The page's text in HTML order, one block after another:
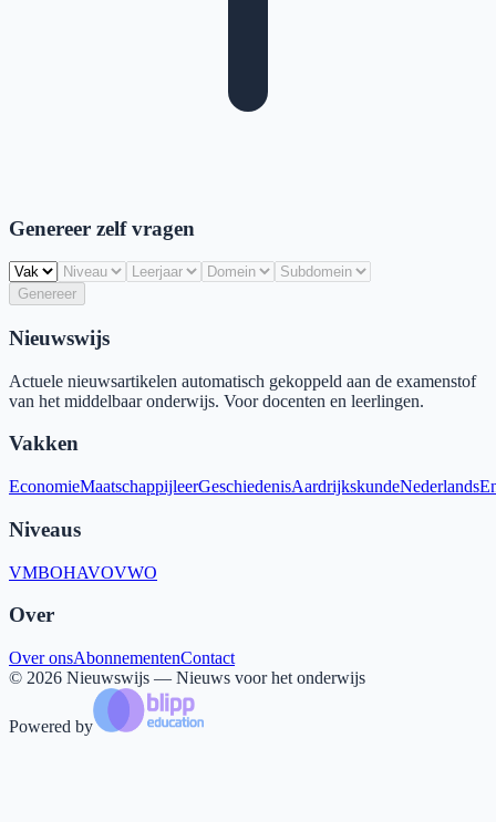
Genereer zelf vragen
Genereer
Nieuwswijs
Actuele nieuwsartikelen automatisch gekoppeld aan de examenstof
van het middelbaar onderwijs. Voor docenten en leerlingen.
Vakken
EconomieMaatschappijleerGeschiedenisAardrijkskundeNederlands
Niveaus
VMBOHAVOVWO
Over
Over onsAbonnementenContact
© 2026 Nieuwswijs — Nieuws voor het onderwijs
Powered by